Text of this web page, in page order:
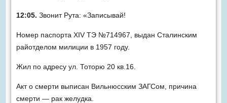
12:05. Звонит Рута: «Записывай!
Номер паспорта XIV ТЭ №714967, выдан Сталинским
райотделом милиции в 1957 году.
Жил по адресу ул. Тоторю 20 кв.16.
Акт о смерти выписан Вильнюсским ЗАГСом, причина
смерти — рак желудка.